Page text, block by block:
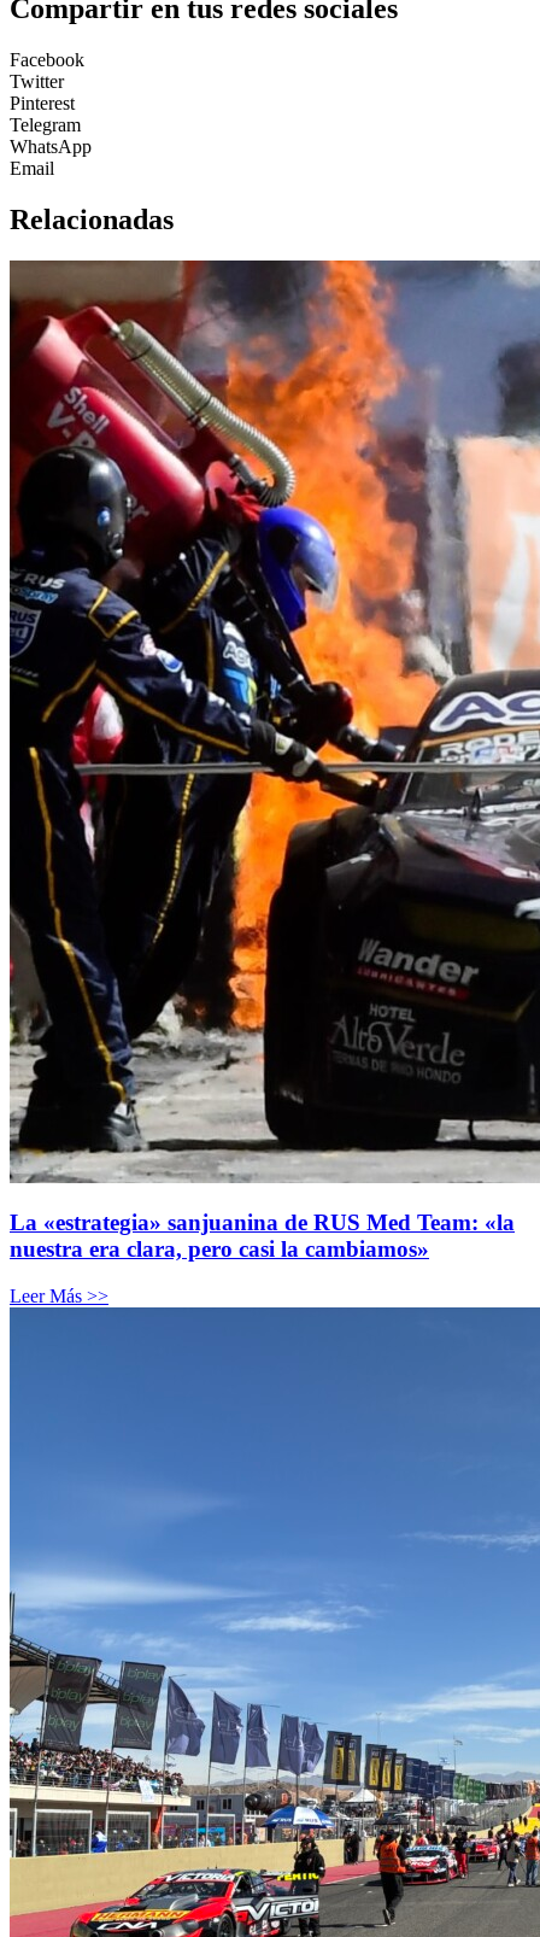
Compartir en tus redes sociales
Facebook
Twitter
Pinterest
Telegram
WhatsApp
Email
Relacionadas
La «estrategia» sanjuanina de RUS Med Team: «la
nuestra era clara, pero casi la cambiamos»
Leer Más >>